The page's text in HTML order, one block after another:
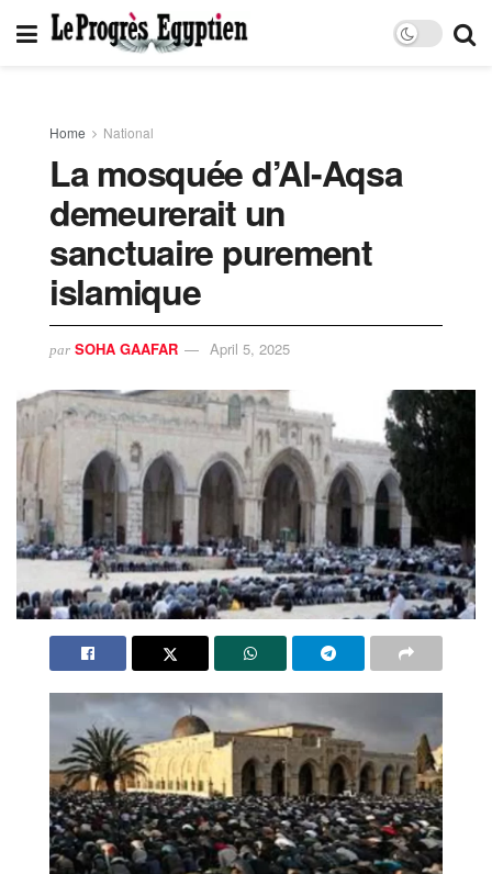
Home National
La mosquée d’Al-Aqsa
demeurerait un
sanctuaire purement
islamique
par SOHA GAAFAR April 5, 2025